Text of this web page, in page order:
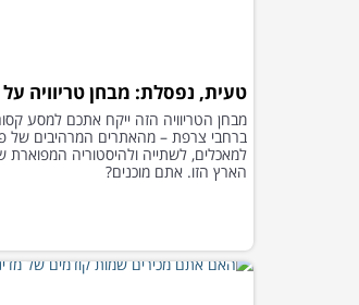
טעית, נפסלת: מבחן טריוויה
מבחן הטריוויה הזה ייקח אתכם למסע
ברחבי צרפת – מהאתרים המרהיבים של
למאכלים, לשתייה ולהיסטוריה המפוארת
הארץ הזו. אתם מוכנים?